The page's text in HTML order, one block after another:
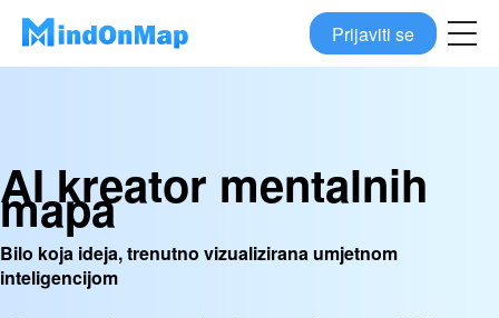
Prijaviti se
AI kreator mentalnih
mapa
Bilo koja ideja, trenutno vizualizirana umjetnom
inteligencijom